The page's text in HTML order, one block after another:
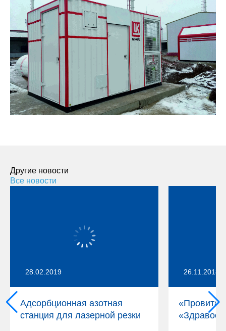
Другие новости
Все новости
28.02.2019
Адсорбционная азотная
станция для лазерной резки
26.11.2018